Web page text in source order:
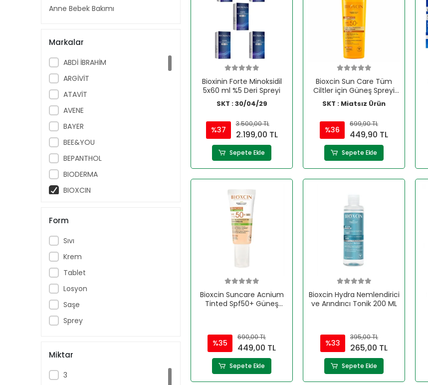
Anne Bebek Bakımı
Markalar
ABDİ İBRAHİM
ARGİVİT
ATAVİT
AVENE
BAYER
BEE&YOU
BEPANTHOL
BIODERMA
BIOXCIN
BRUNO BABY
CAUDALIE
CECEMED
DAY2DAY
DR. THOMSON
DRICLOR
DUCRAY
EASYFİSHOİL
Form
Sıvı
Krem
Tablet
Losyon
Saşe
Sprey
Miktar
3
Bioxinin Forte Minoksidil
5x60 ml %5 Deri Spreyi
SKT : 30/04/29
%37
3.500,00 TL
2.199,00 TL
Sepete Ekle
Bioxcin Sun Care Tüm
Ciltler için Güneş Spreyi
SPF 50+ 200 ml
SKT : Miatsız Ürün
%36
699,90 TL
449,90 TL
Sepete Ekle
Bioxcin Suncare Acnium
Tinted Spf50+ Güneş
%35
690,00 TL
449,00 TL
Sepete Ekle
Bioxcin Hydra Nemlendirici
ve Arındırıcı Tonik 200 ML
%33
395,00 TL
265,00 TL
Sepete Ekle